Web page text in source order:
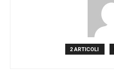
2 ARTICOLI